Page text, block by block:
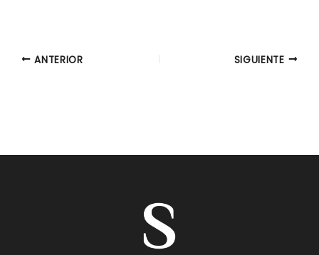
ANTERIOR SIGUIENTE